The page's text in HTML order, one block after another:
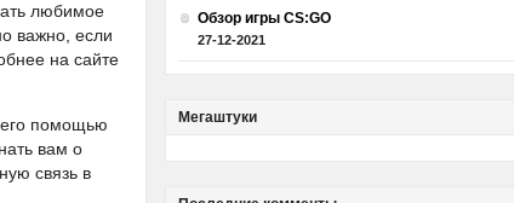
любимое
важно, если
на сайте
его помощью
вам о
связь в
Обзор игры CS:GO
27-12-2021
Мегаштуки